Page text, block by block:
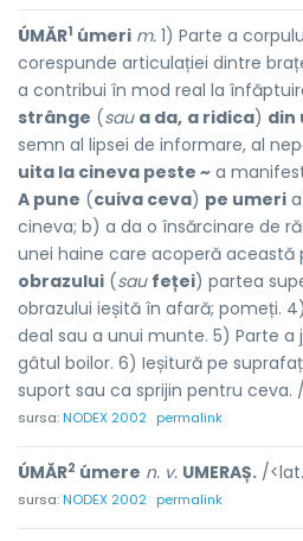
ÚMĂR1 úmeri m. 1) Parte a
corespunde articulației dintre
a contribui în mod real la
strânge (sau a da, a ridica) din
semn al lipsei de informare, al
uita la cineva peste ~ a
A pune (cuiva ceva) pe umeri
cineva; b) a da o însărcinare de
unei haine care acoperă această
obrazului (sau feței) partea
obrazului ieșită în afară; pomeți.
deal sau a unui munte. 5) Parte a
gâtul boilor. 6) Ieșitură pe
suport sau ca sprijin pentru ceva.
sursa:NODEX 2002 permalink
ÚMĂR2 úmere n. v. UMERAȘ. /<lat.
sursa:NODEX 2002 permalink